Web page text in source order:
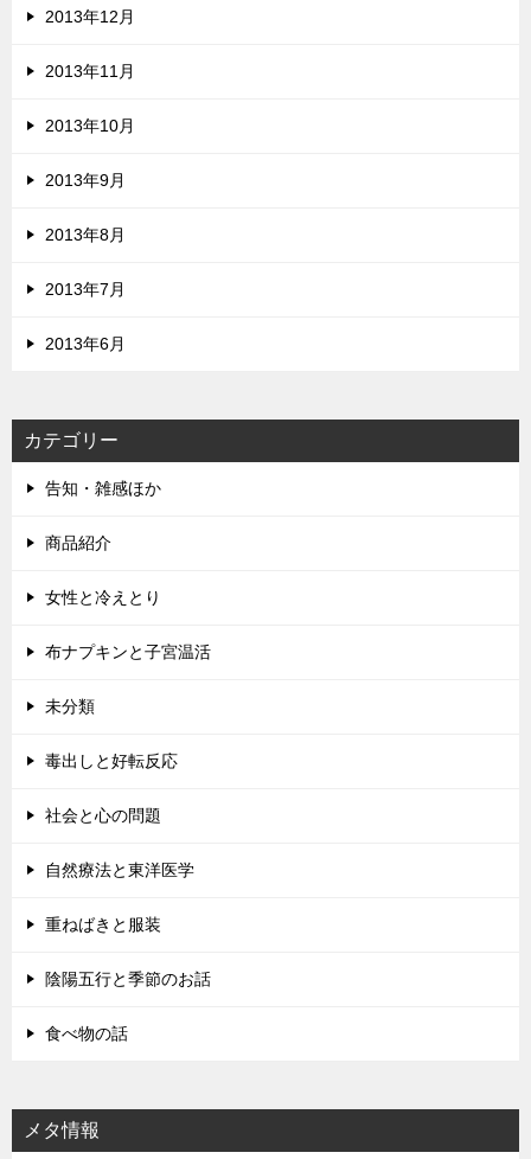
2013年12月
2013年11月
2013年10月
2013年9月
2013年8月
2013年7月
2013年6月
カテゴリー
告知・雑感ほか
商品紹介
女性と冷えとり
布ナプキンと子宮温活
未分類
毒出しと好転反応
社会と心の問題
自然療法と東洋医学
重ねばきと服装
陰陽五行と季節のお話
食べ物の話
メタ情報